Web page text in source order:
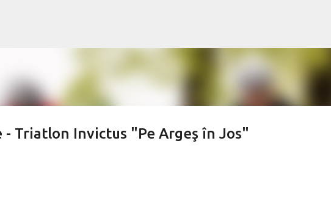
- Triatlon Invictus "Pe Argeş în Jos"